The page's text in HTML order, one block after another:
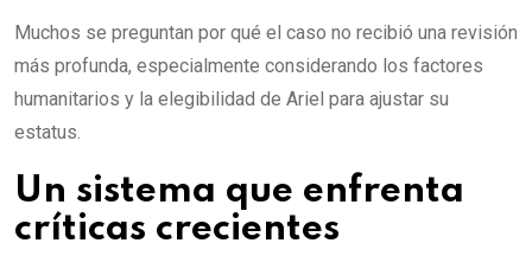
Muchos se preguntan por qué el caso no recibió una revisión
más profunda, especialmente considerando los factores
humanitarios y la elegibilidad de Ariel para ajustar su
estatus.
Un sistema que enfrenta
críticas crecientes